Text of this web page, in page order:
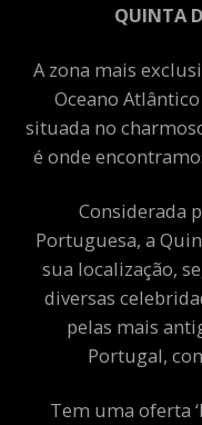
QUINTA
A zona mais
Oceano
situada no
é onde
Considerada
Portuguesa, a
sua localização,
diversas
pelas mais
Portugal,
Tem uma oferta